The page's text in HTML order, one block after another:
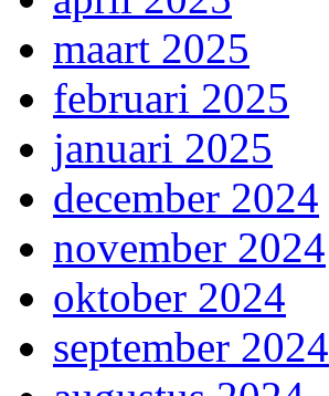
maart 2025
februari 2025
januari 2025
december 2024
november 2024
oktober 2024
september 2024